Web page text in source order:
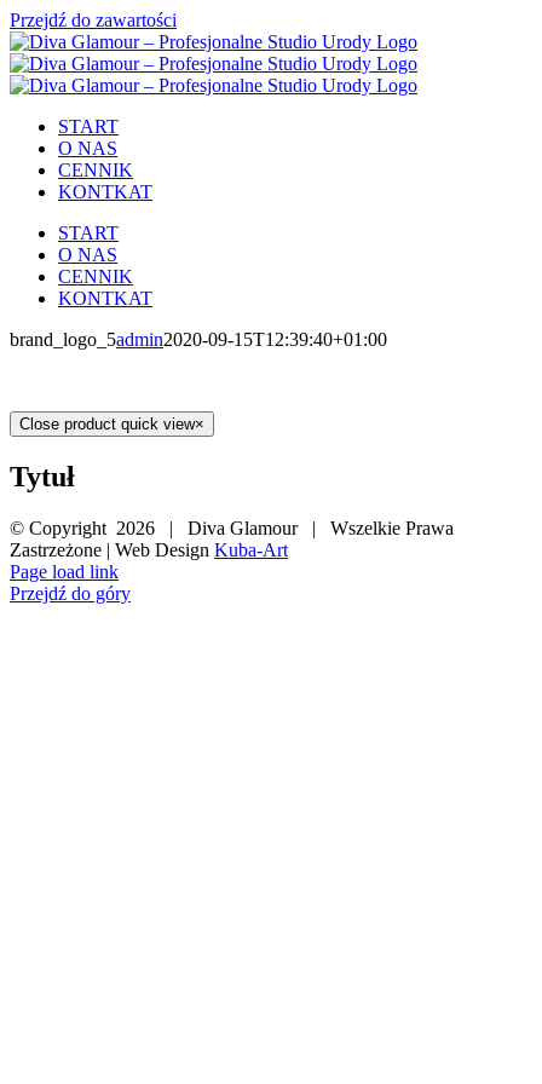
Przejdź do zawartości
START
O NAS
CENNIK
KONTKAT
START
O NAS
CENNIK
KONTKAT
brand_logo_5admin2020-09-15T12:39:40+01:00
Close product quick view×
Tytuł
© Copyright 2026 | Diva Glamour | Wszelkie Prawa
Zastrzeżone | Web Design Kuba-Art
Page load link
Przejdź do góry